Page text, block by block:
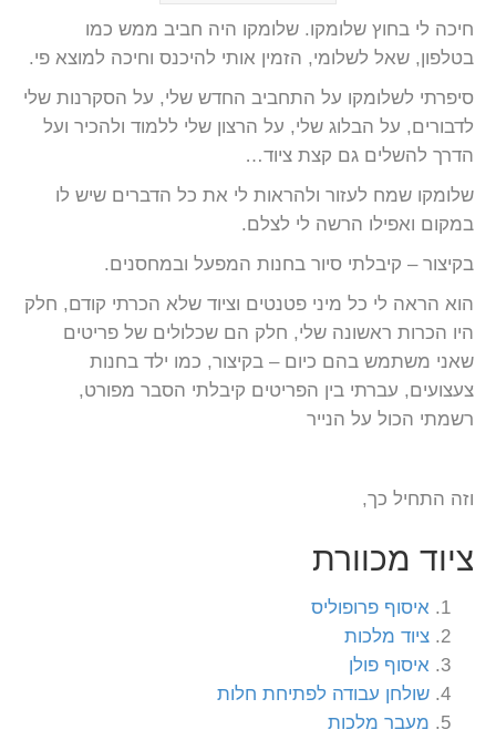
חיכה לי בחוץ שלומקו. שלומקו היה חביב ממש כמו
בטלפון, שאל לשלומי, הזמין אותי להיכנס וחיכה למוצא פי.
סיפרתי לשלומקו על התחביב החדש שלי, על הסקרנות שלי
לדבורים, על הבלוג שלי, על הרצון שלי ללמוד ולהכיר ועל
הדרך להשלים גם קצת ציוד…
שלומקו שמח לעזור ולהראות לי את כל הדברים שיש לו
במקום ואפילו הרשה לי לצלם.
בקיצור – קיבלתי סיור בחנות המפעל ובמחסנים.
הוא הראה לי כל מיני פטנטים וציוד שלא הכרתי קודם, חלק
היו הכרות ראשונה שלי, חלק הם שכלולים של פריטים
שאני משתמש בהם כיום – בקיצור, כמו ילד בחנות
צעצועים, עברתי בין הפריטים קיבלתי הסבר מפורט,
רשמתי הכול על הנייר
וזה התחיל כך,
ציוד מכוורת
איסוף פרופוליס
ציוד מלכות
איסוף פולן
שולחן עבודה לפתיחת חלות
מעבר מלכות